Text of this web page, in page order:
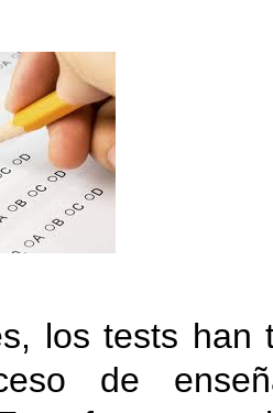
los tests han
de